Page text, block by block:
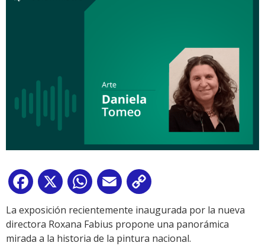
Facebook
X WhatsApp
Email
Link
La exposición recientemente inaugurada por la nueva
directora Roxana Fabius propone una panorámica
mirada a la historia de la pintura nacional.